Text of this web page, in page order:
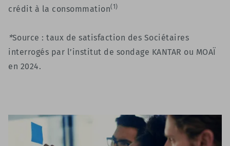
crédit à la consommation(1)
*Source : taux de satisfaction des Sociétaires
interrogés par l’institut de sondage KANTAR ou MOAÏ
en 2024.